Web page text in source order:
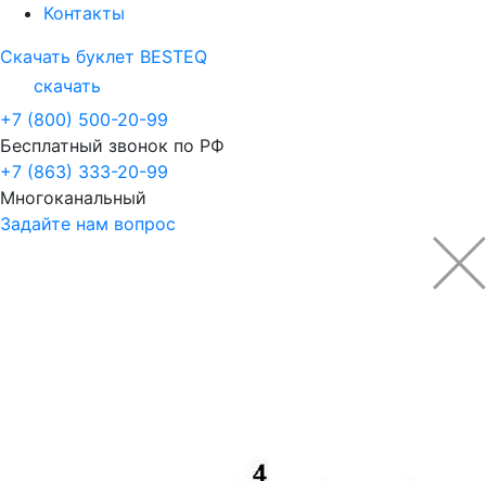
Контакты
Скачать буклет BESTEQ
скачать
+7 (800) 500-20-99
Бесплатный звонок по РФ
+7 (863) 333-20-99
Многоканальный
Задайте нам вопрос